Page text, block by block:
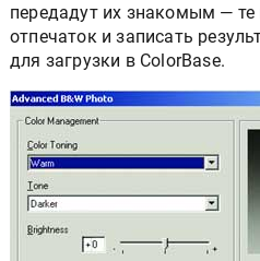
передадут их знакомым — те
отпечаток и записать
для загрузки в ColorBase.